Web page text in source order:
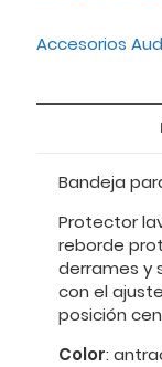
Accesorios
Bandeja
Protector
reborde
derrames y
con el
posición
Color: